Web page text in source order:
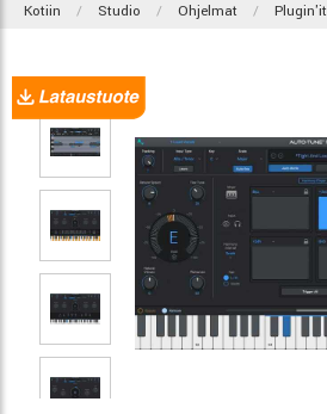
Kotiin Studio Ohjelmat Plugin'it